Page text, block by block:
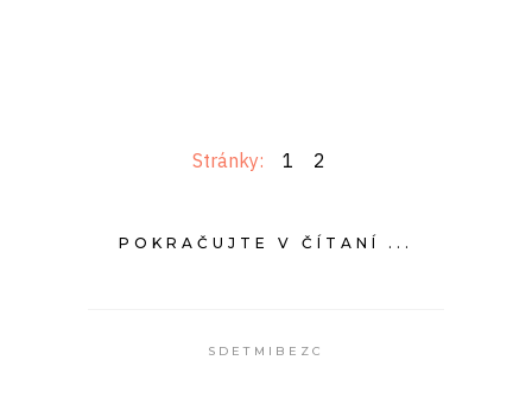
Stránky: 1 2
POKRAČUJTE V ČÍTANÍ ...
SDETMIBEZC